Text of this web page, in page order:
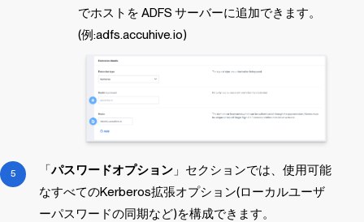
でホストを ADFS サーバーに追加できます。
(例:adfs.accuhive.io)
「パスワードオプション 」セクションでは、使用可能
なすべてのKerberos拡張オプション(ローカルユーザ
ーパスワードの同期など)を構成できます。